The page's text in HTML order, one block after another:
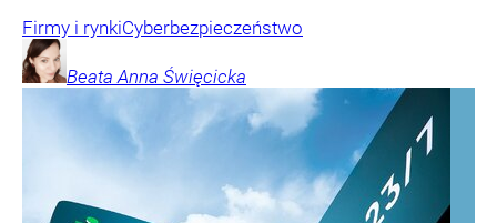
Firmy i rynkiCyberbezpieczeństwo
Beata Anna Święcicka